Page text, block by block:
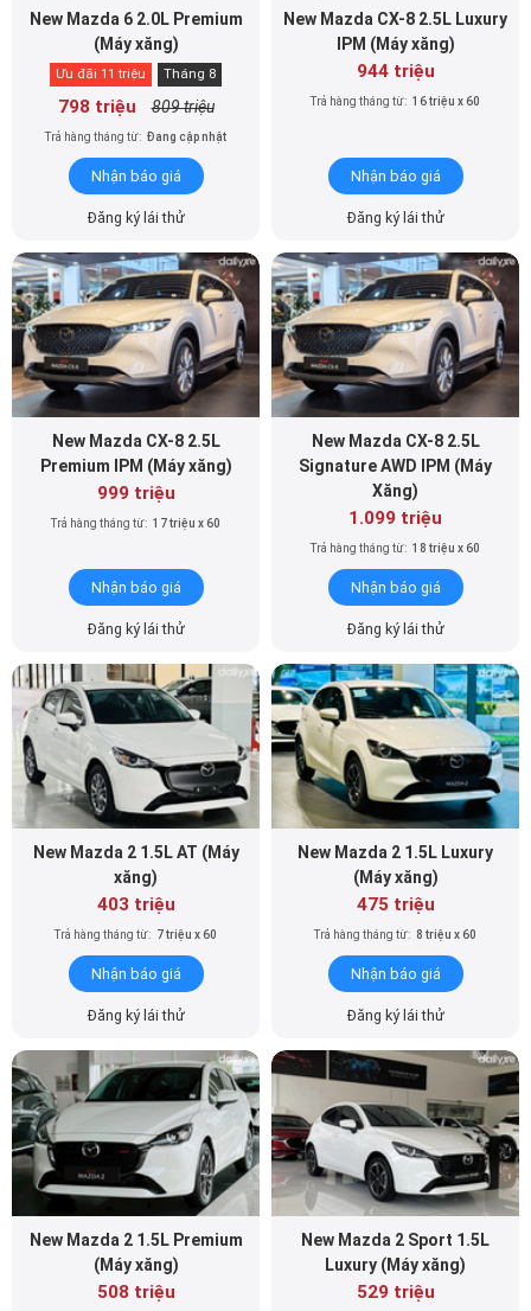
New Mazda 6 2.0L Premium
(Máy xăng)
Ưu đãi 11 triệu Tháng 8
798 triệu 809 triệu
Trả hàng tháng từ: Đang cập nhật
Nhận báo giá
Đăng ký lái thử
New Mazda CX-8 2.5L Luxury
IPM (Máy xăng)
944 triệu
Trả hàng tháng từ: 16 triệu x 60
Nhận báo giá
Đăng ký lái thử
New Mazda CX-8 2.5L
Premium IPM (Máy xăng)
999 triệu
Trả hàng tháng từ: 17 triệu x 60
Nhận báo giá
Đăng ký lái thử
New Mazda CX-8 2.5L
Signature AWD IPM (Máy
Xăng)
1.099 triệu
Trả hàng tháng từ: 18 triệu x 60
Nhận báo giá
Đăng ký lái thử
New Mazda 2 1.5L AT (Máy
xăng)
403 triệu
Trả hàng tháng từ: 7 triệu x 60
Nhận báo giá
Đăng ký lái thử
New Mazda 2 1.5L Luxury
(Máy xăng)
475 triệu
Trả hàng tháng từ: 8 triệu x 60
Nhận báo giá
Đăng ký lái thử
New Mazda 2 1.5L Premium
(Máy xăng)
508 triệu
New Mazda 2 Sport 1.5L
Luxury (Máy xăng)
529 triệu